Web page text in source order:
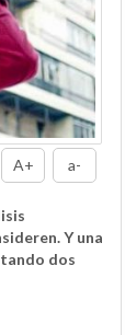
A+ a-
Y una
dos